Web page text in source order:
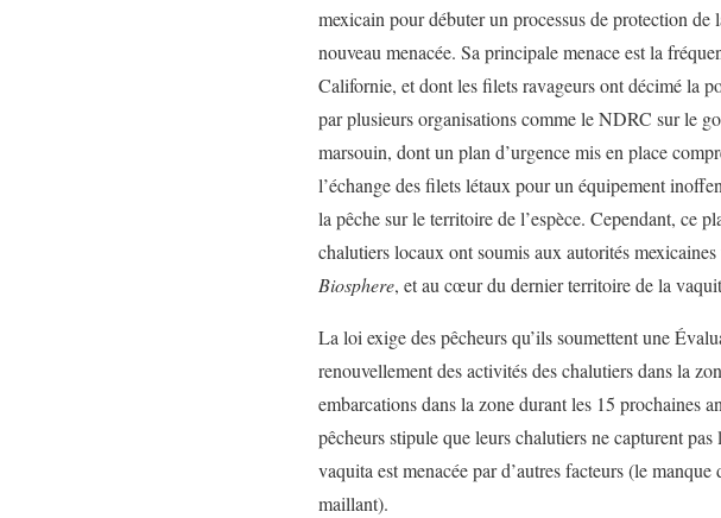
mexicain pour débuter un processus de protection
nouveau menacée. Sa principale menace est la
Californie, et dont les filets ravageurs ont décimé la
par plusieurs organisations comme le NDRC sur le
marsouin, dont un plan d’urgence mis en place
l’échange des filets létaux pour un équipement
la pêche sur le territoire de l’espèce. Cependant, ce
chalutiers locaux ont soumis aux autorités
Biosphere, et au cœur du dernier territoire de la
La loi exige des pêcheurs qu’ils soumettent une
renouvellement des activités des chalutiers dans la
embarcations dans la zone durant les 15 prochaines
pêcheurs stipule que leurs chalutiers ne capturent
vaquita est menacée par d’autres facteurs (le
maillant).